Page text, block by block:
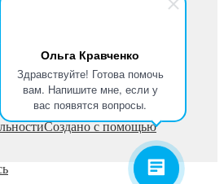
Ольга Кравченко
Здравствуйте! Готова помочь
вам. Напишите мне, если у
вас появятся вопросы.
персональных данных
Поиск
Создано с помощью